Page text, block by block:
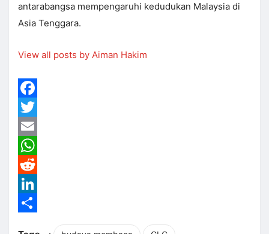
antarabangsa mempengaruhi kedudukan Malaysia di
Asia Tenggara.
View all posts by Aiman Hakim
Facebook
Twitter
Email
WhatsApp
Reddit
LinkedIn